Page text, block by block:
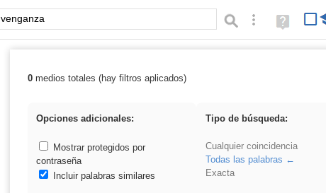
Palabra o frase: Búsqueda avanzada
Ayuda
(en
Resultados de: venganza
0medios totales (hay filtros aplicados)
Opciones adicionales:
Mostrar protegidos por
contraseña
Incluir palabras similares
Tipo de búsqueda:
Cualquier coincidencia
Todas las palabras
Exacta